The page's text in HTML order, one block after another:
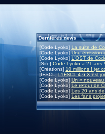
Dernières news
[Code Lyoko] La suite de
[Code Lyoko]Une émission
[Code Lyoko] L'OST de
[Site] Code Lyoko a 21 ans !
[Créations] 10 millions ! (et
[IFSCL]L'IFSCL 4.6.X est
[Code Lyoko] Un « nouveau
[Code Lyoko] Le retour de
[Code Lyoko] Les 20 ans de
[Code Lyoko] Les fans